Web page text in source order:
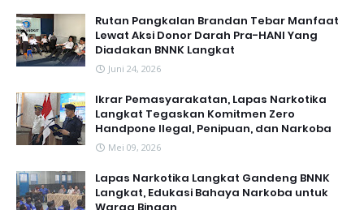
Rutan Pangkalan Brandan Tebar Manfaat
Lewat Aksi Donor Darah Pra-HANI Yang
Diadakan BNNK Langkat
Juni 24, 2026
Ikrar Pemasyarakatan, Lapas Narkotika
Langkat Tegaskan Komitmen Zero
Handpone llegal, Penipuan, dan Narkoba
Mei 09, 2026
Lapas Narkotika Langkat Gandeng BNNK
Langkat, Edukasi Bahaya Narkoba untuk